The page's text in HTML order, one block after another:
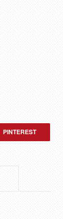
PINTEREST